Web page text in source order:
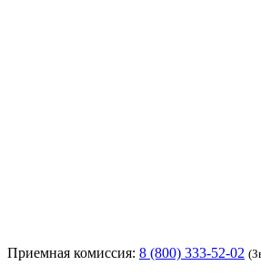
Приемная комиссия: 8 (800) 333-52-02